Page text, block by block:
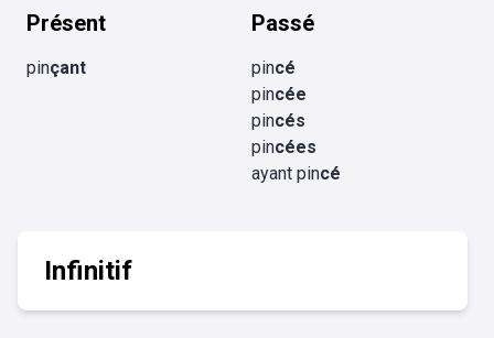
Présent
pinçant
Passé
pincé
pincée
pincés
pincées
ayant pincé
Infinitif